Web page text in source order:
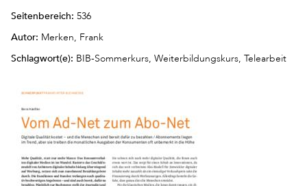
Seitenbereich: 536
Autor: Merken, Frank
Schlagwort(e): BIB-Sommerkurs, Weiterbildungskurs, Telearbeit